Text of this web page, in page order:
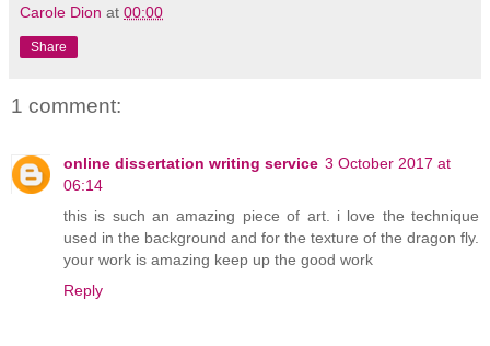
Carole Dion at 00:00
Share
1 comment:
online dissertation writing service 3 October 2017 at
06:14
this is such an amazing piece of art. i love the technique
used in the background and for the texture of the dragon fly.
your work is amazing keep up the good work
Reply